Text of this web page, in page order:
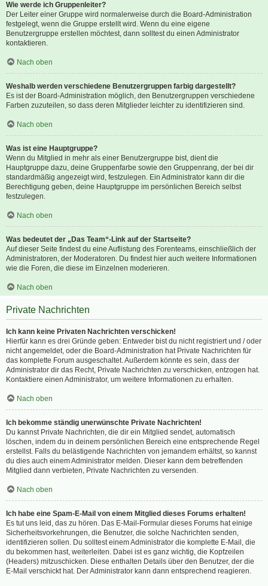
Wie werde ich Gruppenleiter?
Der Leiter einer Gruppe wird normalerweise durch die Board-Administration
festgelegt, wenn die Gruppe erstellt wird. Wenn du eine eigene
Benutzergruppe erstellen möchtest, dann solltest du einen Administrator
kontaktieren.
Nach oben
Weshalb werden verschiedene Benutzergruppen farbig dargestellt?
Es ist der Board-Administration möglich, den Benutzergruppen verschiedene
Farben zuzuteilen, so dass deren Mitglieder leichter zu identifizieren sind.
Nach oben
Was ist eine Hauptgruppe?
Wenn du Mitglied in mehr als einer Benutzergruppe bist, dient die
Hauptgruppe dazu, deine Gruppenfarbe sowie den Gruppenrang, der bei dir
standardmäßig angezeigt wird, festzulegen. Ein Administrator kann dir die
Berechtigung geben, deine Hauptgruppe im persönlichen Bereich selbst
festzulegen.
Nach oben
Was bedeutet der „Das Team“-Link auf der Startseite?
Auf dieser Seite findest du eine Auflistung des Forenteams, einschließlich der
Administratoren, der Moderatoren. Du findest hier auch weitere Informationen
wie die Foren, die diese im Einzelnen moderieren.
Nach oben
Private Nachrichten
Ich kann keine Privaten Nachrichten verschicken!
Hierfür kann es drei Gründe geben: Entweder bist du nicht registriert und / oder
nicht angemeldet, oder die Board-Administration hat Private Nachrichten für
das komplette Forum ausgeschaltet. Außerdem könnte es sein, dass der
Administrator dir das Recht, Private Nachrichten zu verschicken, entzogen hat.
Kontaktiere einen Administrator, um weitere Informationen zu erhalten.
Nach oben
Ich bekomme ständig unerwünschte Private Nachrichten!
Du kannst Private Nachrichten, die dir ein Mitglied sendet, automatisch
löschen, indem du in deinem persönlichen Bereich eine entsprechende Regel
erstellst. Falls du belästigende Nachrichten von jemandem erhältst, so kannst
du dies auch einem Administrator melden. Dieser kann dem betreffenden
Mitglied dann verbieten, Private Nachrichten zu versenden.
Nach oben
Ich habe eine Spam-E-Mail von einem Mitglied dieses Forums erhalten!
Es tut uns leid, das zu hören. Das E-Mail-Formular dieses Forums hat einige
Sicherheitsvorkehrungen, die Benutzer, die solche Nachrichten senden,
identifizieren sollen. Du solltest einem Administrator die komplette E-Mail, die
du bekommen hast, weiterleiten. Dabei ist es ganz wichtig, die Kopfzeilen
(Headers) mitzuschicken. Diese enthalten Details über den Benutzer, der die
E-Mail verschickt hat. Der Administrator kann dann entsprechend reagieren.